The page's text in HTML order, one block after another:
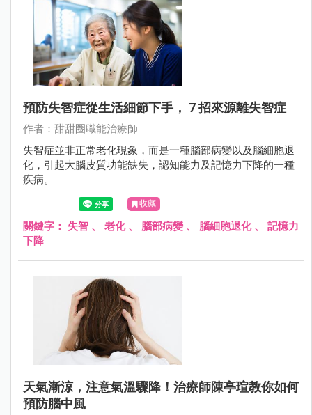
預防失智症從生活細節下手， 7 招來源離失智症
作者：甜甜圈職能治療師
失智症並非正常老化現象，而是一種腦部病變以及腦細胞退
化，引起大腦皮質功能缺失，認知能力及記憶力下降的一種
疾病。
收藏
關鍵字： 失智 、 老化、 腦部病變、 腦細胞退化、 記憶力
下降
天氣漸涼，注意氣溫驟降！治療師陳亭瑄教你如何
預防腦中風